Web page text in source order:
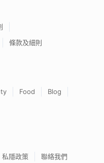
條款及細則
Food
Blog
私隱政策 聯絡我們